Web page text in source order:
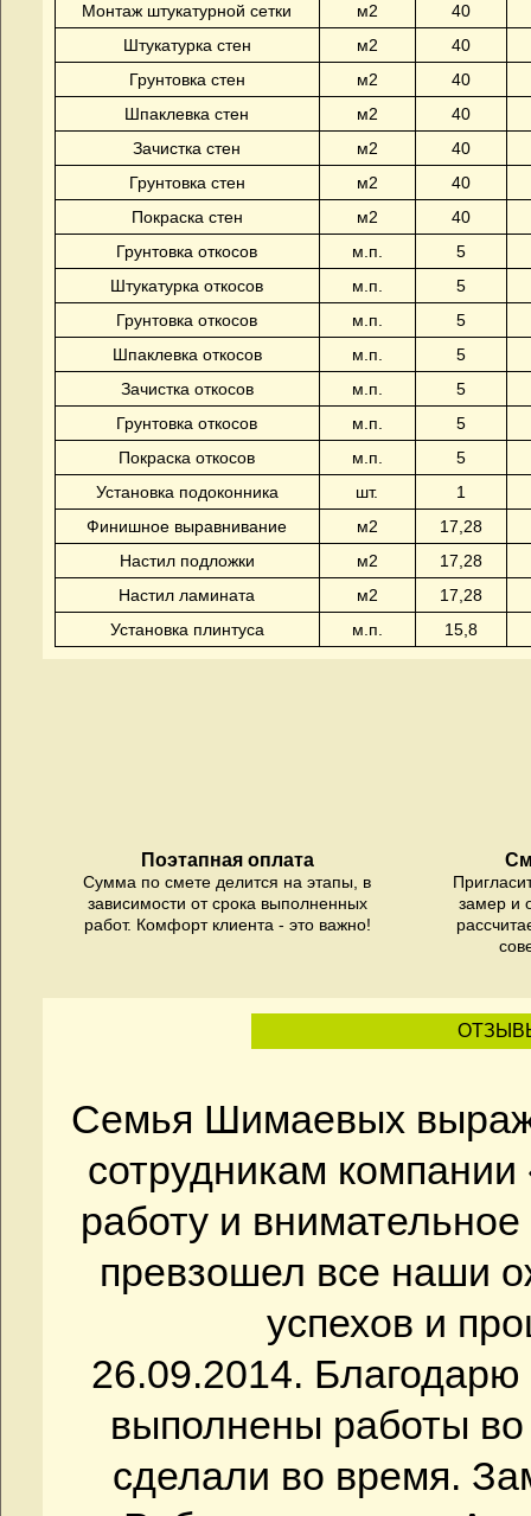
Монтаж штукатурной сетки
м2
40
Штукатурка стен
м2
40
Грунтовка стен
м2
40
Шпаклевка стен
м2
40
Зачистка стен
м2
40
Грунтовка стен
м2
40
Покраска стен
м2
40
Грунтовка откосов
м.п.
5
Штукатурка откосов
м.п.
5
Грунтовка откосов
м.п.
5
Шпаклевка откосов
м.п.
5
Зачистка откосов
м.п.
5
Грунтовка откосов
м.п.
5
Покраска откосов
м.п.
5
Установка подоконника
шт.
1
Финишное выравнивание
м2
17,28
Настил подложки
м2
17,28
Настил ламината
м2
17,28
Установка плинтуса
м.п. 15,8
Поэтапная оплата
Сумма по смете делится на этапы, в
зависимости от срока выполненных
работ. Комфорт клиента - это важно!
замер и
Семья Шимаевых
сотрудникам
работу и
превзошел все наши
успехов и
26.09.2014.
выполнены работы
сделали во время.